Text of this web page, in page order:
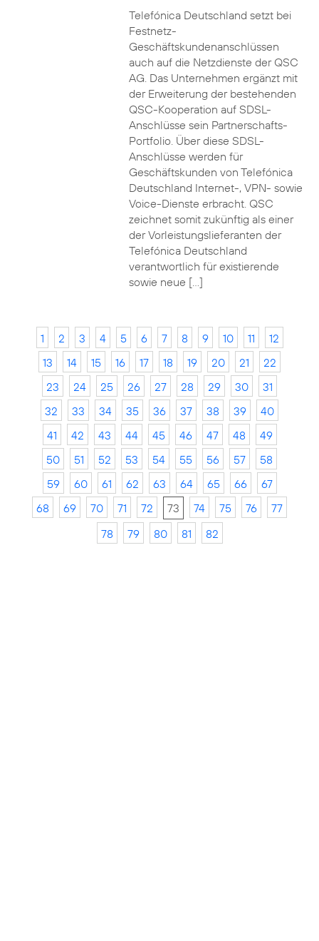
Telefónica Deutschland setzt bei
Festnetz-
Geschäftskundenanschlüssen
auch auf die Netzdienste der QSC
AG. Das Unternehmen ergänzt mit
der Erweiterung der bestehenden
QSC-Kooperation auf SDSL-
Anschlüsse sein Partnerschafts-
Portfolio. Über diese SDSL-
Anschlüsse werden für
Geschäftskunden von Telefónica
Deutschland Internet-, VPN- sowie
Voice-Dienste erbracht. QSC
zeichnet somit zukünftig als einer
der Vorleistungslieferanten der
Telefónica Deutschland
verantwortlich für existierende
sowie neue […]
1 2 3 4 5 6 7 8 9 10 11
12
13
14 15 16 17 18 19 20 21
22
23
24 25 26 27 28 29 30
31
32
33 34 35 36 37 38 39
40
41
42 43 44 45 46 47 48
49
50
51 52 53 54 55 56 57
58
59
60 61 62 63 64 65 66
67
68
69 70 71 72 73 74 75 76
77
78
79 80 81 82